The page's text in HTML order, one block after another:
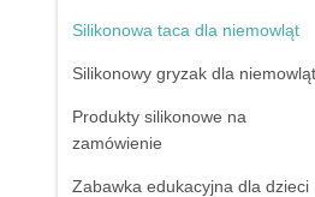
Silikonowa taca dla niemowląt
Silikonowy gryzak dla niemowląt
Produkty silikonowe na
zamówienie
Zabawka edukacyjna dla dzieci